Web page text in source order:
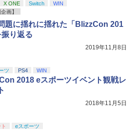
【国内正規品】Thrustmaster スラスト
マスター TH8S シフター - PC、PS4、P
S5、PS5 Pro、Xbox One、Xbox Serie
s X|S 対応の高精度 H パターン シフター
劇場版「鬼滅の刃」無限城編 第一章 猗
窩座再来 完全生産限定版 [Blu-ray]
￥8,698
【Amazon.co.jp限定】劇場版モノノ怪
第三章 蛇神 (オリジナル特典:オリジナル
巾着＋メーカー特典:【坤と離】二振りの
剣、十翼より来たる！スタジオ描き下ろ
￥8,800
X ONE Switch
WIN
画】
題に揺れに揺れた「BlizzCon 201
り返る
2019年11月8日
ツ PS4 WIN
2018 eスポーツイベント観戦レ
2018年11月5日
eスポーツ